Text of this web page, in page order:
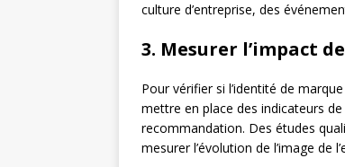
culture d’entreprise, des
3. Mesurer l’impact
Pour vérifier si l’identité de
mettre en place des indicateurs
recommandation. Des études
mesurer l’évolution de l’image de